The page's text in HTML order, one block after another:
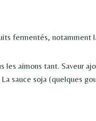
fermentés, notamment
les aimons tant. Saveur
sauce soja (quelques